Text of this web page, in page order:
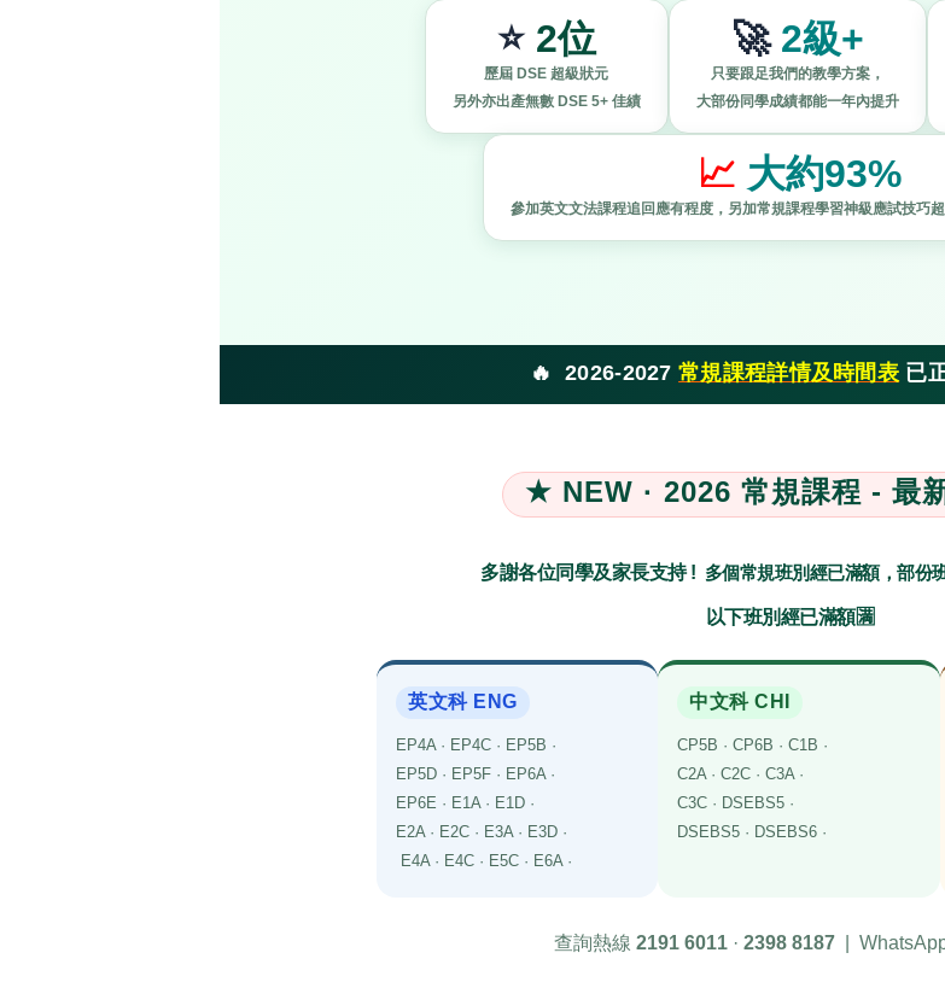
⭐ 2位
歷屆 DSE 超級狀元
另外亦出產無數 DSE 5+ 佳績
🚀 2級+
只要跟足我們的教學方案，
大部份同學成績都能一年內提升
📈 大約93%
參加英文文法課程追回應有程度，另加常規課程學習神級應試技巧
🔥 2026-2027常規課程詳情及時間表 已
★ NEW · 2026 常規課程 - 最
多謝各位同學及家長支持! 多個常規班別經已滿額，部份
以下班別經已滿額🈵
英文科 ENG
EP4A · EP4C · EP5B ·
EP5D · EP5F · EP6A ·
EP6E · E1A · E1D ·
E2A · E2C · E3A · E3D ·
E4A · E4C · E5C · E6A ·
中文科 CHI
CP5B · CP6B · C1B ·
C2A · C2C · C3A ·
C3C · DSEBS5 ·
DSEBS5 · DSEBS6 ·
查詢熱線 2191 6011· 2398 8187|